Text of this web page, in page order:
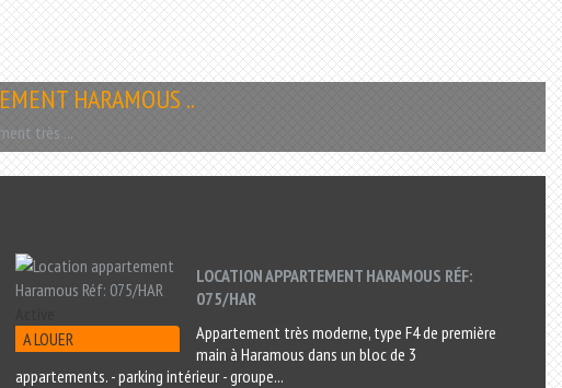
HARAMOUS ..
très ...
A LOUER
LOCATION APPARTEMENT HARAMOUS RÉF:
075/HAR
Appartement très moderne, type F4 de première
main à Haramous dans un bloc de 3
appartements. - parking intérieur - groupe...